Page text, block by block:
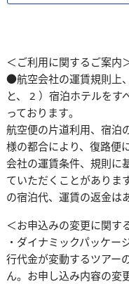
＜ご利用に関するご案内
●航空会社の運賃規則上
と、 2 ）宿泊ホテルをす
っております｡
航空便の片道利用、宿泊
様の都合により、復路便
会社の運賃条件、規則に
ていただくことがありま
の宿泊代、運賃の返金は
＜お申込みの変更に関す
・ダイナミックパッケー
行代金が変動するツアー
ん。お申し込み内容の変